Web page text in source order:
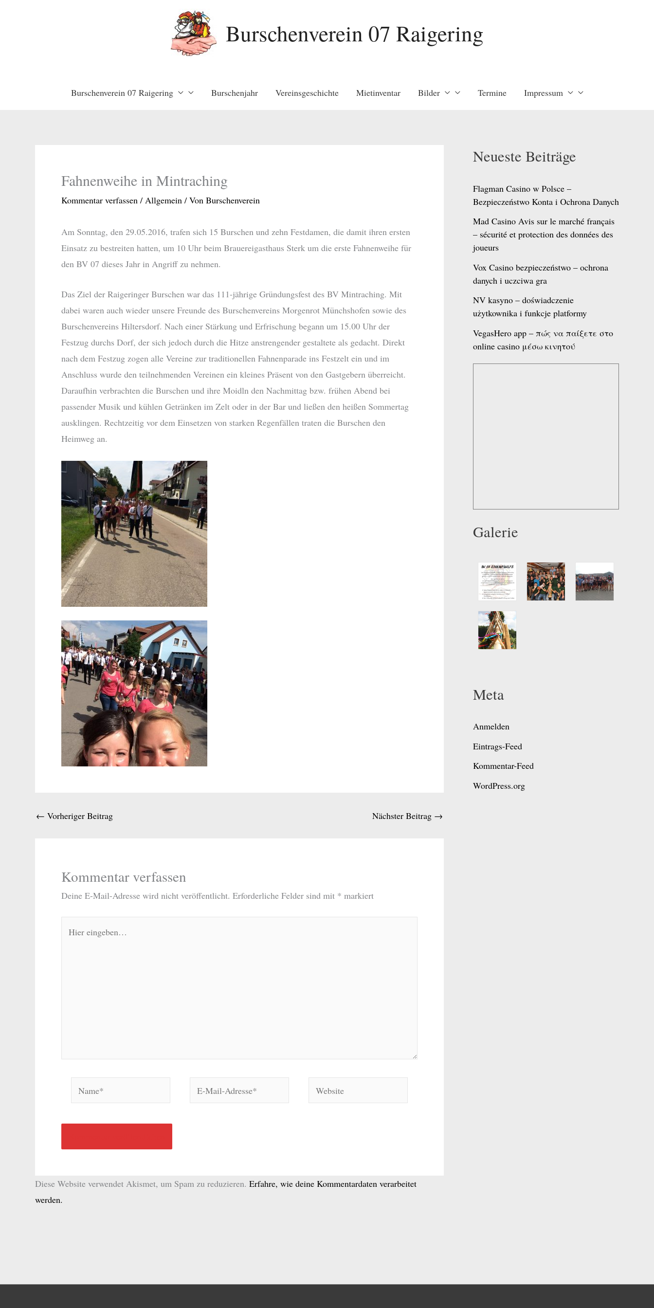
Burschenverein 07 Raigering
Burschenverein 07 Raigering Burschenjahr Vereinsgeschichte Mietinventar Bilder Termine Impressum
Fahnenweihe in Mintraching
Kommentar verfassen / Allgemein / Von Burschenverein
Am Sonntag, den 29.05.2016, trafen sich 15 Burschen und zehn Festdamen, die damit ihren ersten
Einsatz zu bestreiten hatten, um 10 Uhr beim Brauereigasthaus Sterk um die erste Fahnenweihe für
den BV 07 dieses Jahr in Angriff zu nehmen.
Das Ziel der Raigeringer Burschen war das 111-jährige Gründungsfest des BV Mintraching. Mit
dabei waren auch wieder unsere Freunde des Burschenvereins Morgenrot Münchshofen sowie des
Burschenvereins Hiltersdorf. Nach einer Stärkung und Erfrischung begann um 15.00 Uhr der
Festzug durchs Dorf, der sich jedoch durch die Hitze anstrengender gestaltete als gedacht. Direkt
nach dem Festzug zogen alle Vereine zur traditionellen Fahnenparade ins Festzelt ein und im
Anschluss wurde den teilnehmenden Vereinen ein kleines Präsent von den Gastgebern überreicht.
Daraufhin verbrachten die Burschen und ihre Moidln den Nachmittag bzw. frühen Abend bei
passender Musik und kühlen Getränken im Zelt oder in der Bar und ließen den heißen Sommertag
ausklingen. Rechtzeitig vor dem Einsetzen von starken Regenfällen traten die Burschen den
Heimweg an.
← Vorheriger Beitrag Nächster Beitrag →
Kommentar verfassen
Deine E-Mail-Adresse wird nicht veröffentlicht. Erforderliche Felder sind mit * markiert
eingeben…
Mail-
Diese Website verwendet Akismet, um Spam zu reduzieren. Erfahre, wie deine Kommentardaten verarbeitet
werden.
Neueste Beiträge
Flagman Casino w Polsce –
Bezpieczeństwo Konta i Ochrona Danych
Mad Casino Avis sur le marché français
– sécurité et protection des données des
joueurs
Vox Casino bezpieczeństwo – ochrona
danych i uczciwa gra
NV kasyno – doświadczenie
użytkownika i funkcje platformy
VegasHero app – πώς να παίξετε στο
online casino μέσω κινητού
Galerie
Meta
Anmelden
Eintrags-Feed
Kommentar-Feed
WordPress.org